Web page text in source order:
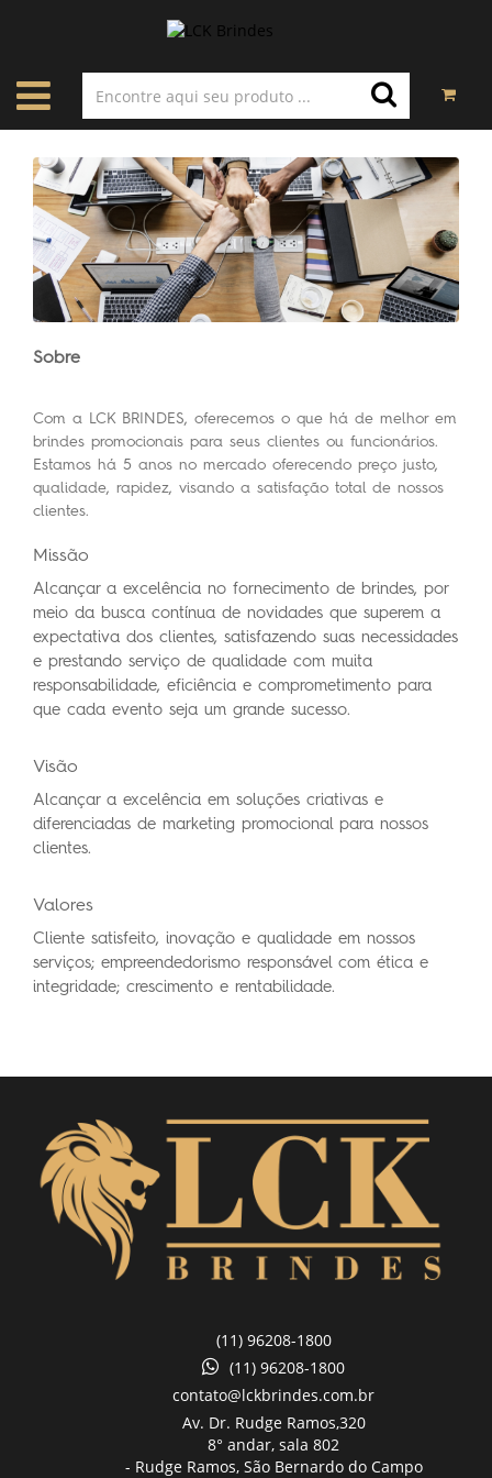
Sobre
Com a LCK BRINDES, oferecemos o que há de melhor em
brindes promocionais para seus clientes ou funcionários.
Estamos há 5 anos no mercado oferecendo preço justo,
qualidade, rapidez, visando a satisfação total de nossos
clientes.
Missão
Alcançar a excelência no fornecimento de brindes, por
meio da busca contínua de novidades que superem a
expectativa dos clientes, satisfazendo suas necessidades
e prestando serviço de qualidade com muita
responsabilidade, eficiência e comprometimento para
que cada evento seja um grande sucesso.
Visão
Alcançar a excelência em soluções criativas e
diferenciadas de marketing promocional para nossos
clientes.
Valores
Cliente satisfeito, inovação e qualidade em nossos
serviços; empreendedorismo responsável com ética e
integridade; crescimento e rentabilidade.
(11) 96208-1800
(11) 96208-1800
contato@lckbrindes.com.br
Av. Dr. Rudge Ramos,320
8° andar, sala 802
- Rudge Ramos, São Bernardo do Campo